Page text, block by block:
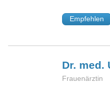
Empfehlen
Dr. med.
Frauenärztin